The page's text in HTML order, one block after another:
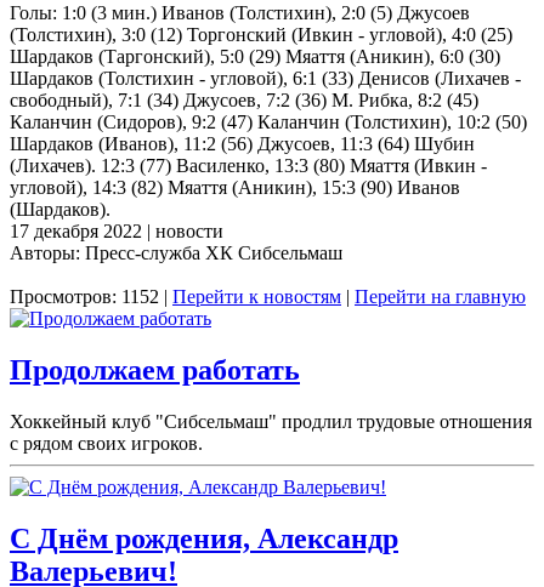
Голы: 1:0 (3 мин.) Иванов (Толстихин), 2:0 (5) Джусоев
(Толстихин), 3:0 (12) Торгонский (Ивкин - угловой), 4:0 (25)
Шардаков (Таргонский), 5:0 (29) Мяаття (Аникин), 6:0 (30)
Шардаков (Толстихин - угловой), 6:1 (33) Денисов (Лихачев -
свободный), 7:1 (34) Джусоев, 7:2 (36) М. Рибка, 8:2 (45)
Каланчин (Сидоров), 9:2 (47) Каланчин (Толстихин), 10:2 (50)
Шардаков (Иванов), 11:2 (56) Джусоев, 11:3 (64) Шубин
(Лихачев). 12:3 (77) Василенко, 13:3 (80) Мяаття (Ивкин -
угловой), 14:3 (82) Мяаття (Аникин), 15:3 (90) Иванов
(Шардаков).
17 декабря 2022 | новости
Авторы: Пресс-служба ХК Сибсельмаш
Просмотров: 1152 | Перейти к новостям | Перейти на главную
Продолжаем работать
Хоккейный клуб "Сибсельмаш" продлил трудовые отношения
с рядом своих игроков.
С Днём рождения, Александр
Валерьевич!